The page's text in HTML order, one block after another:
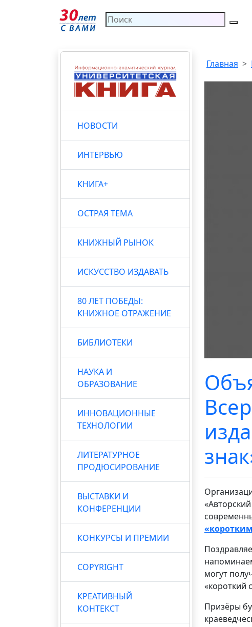
НОВОСТИ
ИНТЕРВЬЮ
КНИГА+
ОСТРАЯ ТЕМА
КНИЖНЫЙ РЫНОК
ИСКУССТВО ИЗДАВАТЬ
80 ЛЕТ ПОБЕДЫ:
КНИЖНОЕ ОТРАЖЕНИЕ
БИБЛИОТЕКИ
НАУКА И
ОБРАЗОВАНИЕ
ИННОВАЦИОННЫЕ
ТЕХНОЛОГИИ
ЛИТЕРАТУРНОЕ
ПРОДЮСИРОВАНИЕ
ВЫСТАВКИ И
КОНФЕРЕНЦИИ
КОНКУРСЫ И ПРЕМИИ
COPYRIGHT
КРЕАТИВНЫЙ
КОНТЕКСТ
Главная
могут
«короткий
Призёры